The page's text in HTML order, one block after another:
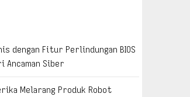
dengan Fitur Perlindungan BIOS
Ancaman Siber
Melarang Produk Robot